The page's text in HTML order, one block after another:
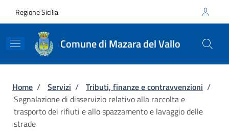
Regione Sicilia
Comune di Mazara del Vallo
Briciole di pane
Home / Servizi / Tributi, finanze e contravvenzioni /
Segnalazione di disservizio relativo alla raccolta e
trasporto dei rifiuti e allo spazzamento e lavaggio delle
strade